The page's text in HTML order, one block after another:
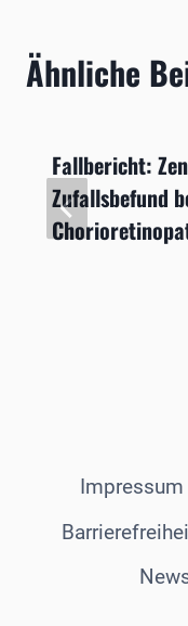
Ähnliche
Fallbericht:
Zufallsbefund
Impressum